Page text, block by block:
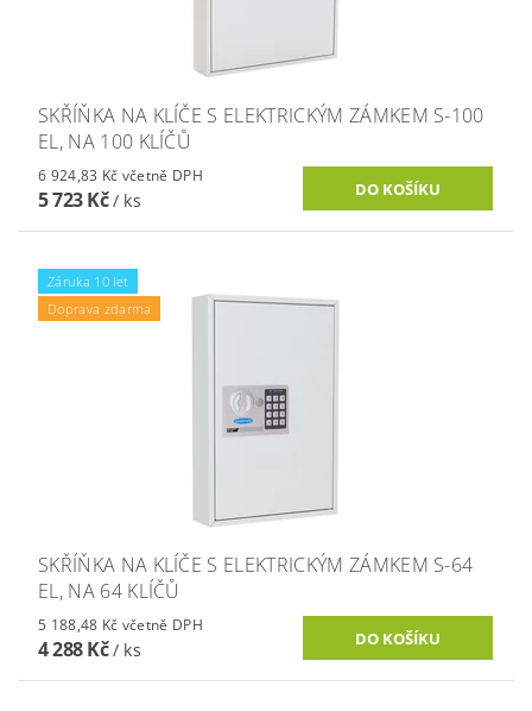
SKŘÍŇKA NA KLÍČE S ELEKTRICKÝM ZÁMKEM S-100
EL, NA 100 KLÍČŮ
6 924,83 Kč včetně DPH
5 723 Kč/ ks
Záruka 10 let
Doprava zdarma
SKŘÍŇKA NA KLÍČE S ELEKTRICKÝM ZÁMKEM S-64
EL, NA 64 KLÍČŮ
5 188,48 Kč včetně DPH
4 288 Kč/ ks